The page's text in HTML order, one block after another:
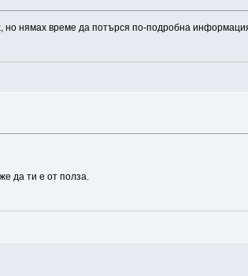
но нямах време да потърся по-подробна
да ти е от полза.